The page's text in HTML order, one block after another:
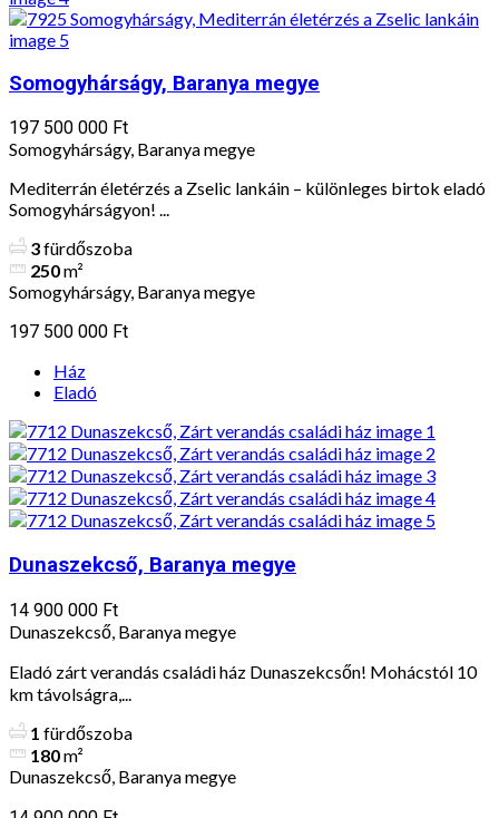
Somogyhárságy, Baranya megye
197 500 000 Ft
Somogyhárságy, Baranya megye
Mediterrán életérzés a Zselic lankáin – különleges birtok eladó
Somogyhárságyon! ...
3fürdőszoba
250m²
Somogyhárságy, Baranya megye
197 500 000 Ft
Ház
Eladó
Dunaszekcső, Baranya megye
14 900 000 Ft
Dunaszekcső, Baranya megye
Eladó zárt verandás családi ház Dunaszekcsőn! Mohácstól 10
km távolságra,...
1 fürdőszoba
180m²
Dunaszekcső, Baranya megye